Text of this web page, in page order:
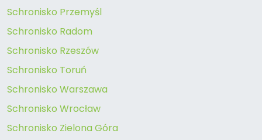
Schronisko Przemyśl
Schronisko Radom
Schronisko Rzeszów
Schronisko Toruń
Schronisko Warszawa
Schronisko Wrocław
Schronisko Zielona Góra